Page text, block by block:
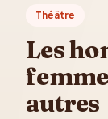
Théâtre
Les
autres